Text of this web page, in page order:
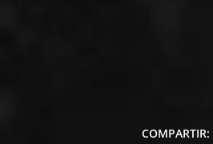
COMPARTIR: